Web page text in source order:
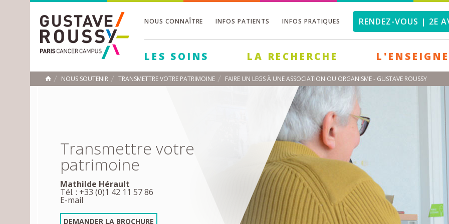
NOUS CONNAÎTRE INFOS PATIENTS INFOS PRATIQUES RENDEZ-VOUS | 2E
LES SOINS LA RECHERCHE
ACCUEIL
NOUS SOUTENIR TRANSMETTRE VOTRE PATRIMOINE FAIRE UN LEGS À UNE ASSOCIATION OU ORGANISME - GUSTAVE ROUSSY
Transmettre votre
patrimoine
Mathilde Hérault
Tél. : +33 (0)1 42 11 57 86
E-mail
DEMANDER LA BROCHURE